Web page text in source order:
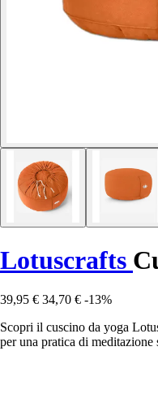
Lotuscrafts
39,95 € 34,70 € -13%
Scopri il cuscino da yoga
per una pratica di meditazione